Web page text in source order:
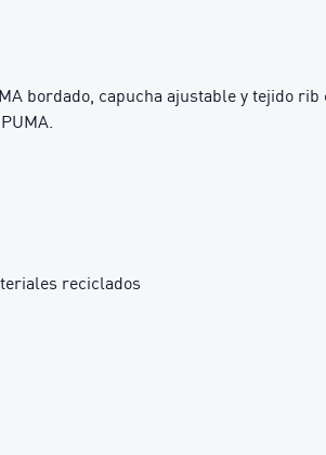
bordado, capucha ajustable y tejido
reciclados